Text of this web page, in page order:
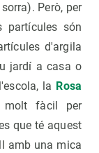
Però, per
partícules són
d'argila
jardí a casa o
la Rosa
molt fàcil per
que té aquest
amb una mica